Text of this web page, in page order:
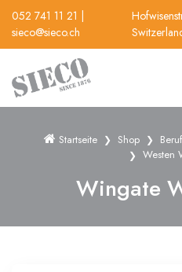
052 741 11 21
sieco@sieco.ch
Startseite Shop
Westen
Wingate